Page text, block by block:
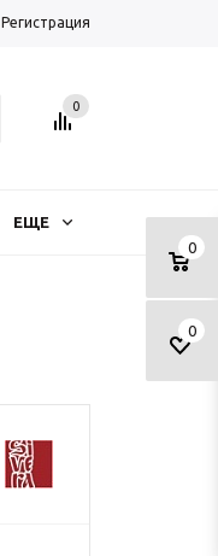
Регистрация
0
0
0
ЕЩЕ